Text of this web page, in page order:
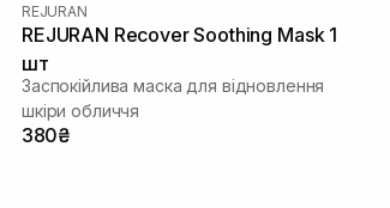
REJURAN
REJURAN Recover Soothing Mask 1
шт
Заспокійлива маска для відновлення
шкіри обличчя
380₴